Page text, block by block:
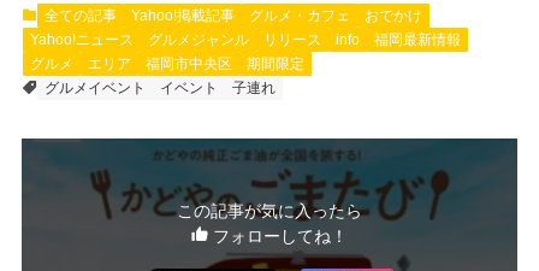
全ての記事 Yahoo!掲載記事 グルメ・カフェ
おでかけ
Yahoo!ニュース
グルメジャンル リリース info
福岡最新情報
グルメ
エリア 福岡市中央区
期間限定
グルメイベント
イベント 子連れ
この記事が気に入ったら
フォローしてね！